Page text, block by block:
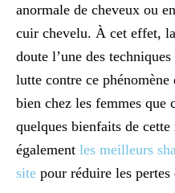
anormale de cheveux ou
cuir chevelu. À cet effet,
doute l’une des
lutte contre ce phénomène
bien chez les femmes que
quelques bienfaits de
également les meilleurs
site pour réduire les pertes